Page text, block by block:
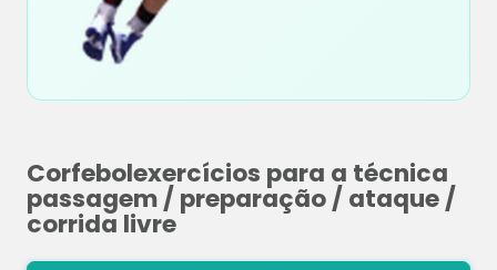
Corfebolexercícios para a técnica
passagem / preparação / ataque /
corrida livre